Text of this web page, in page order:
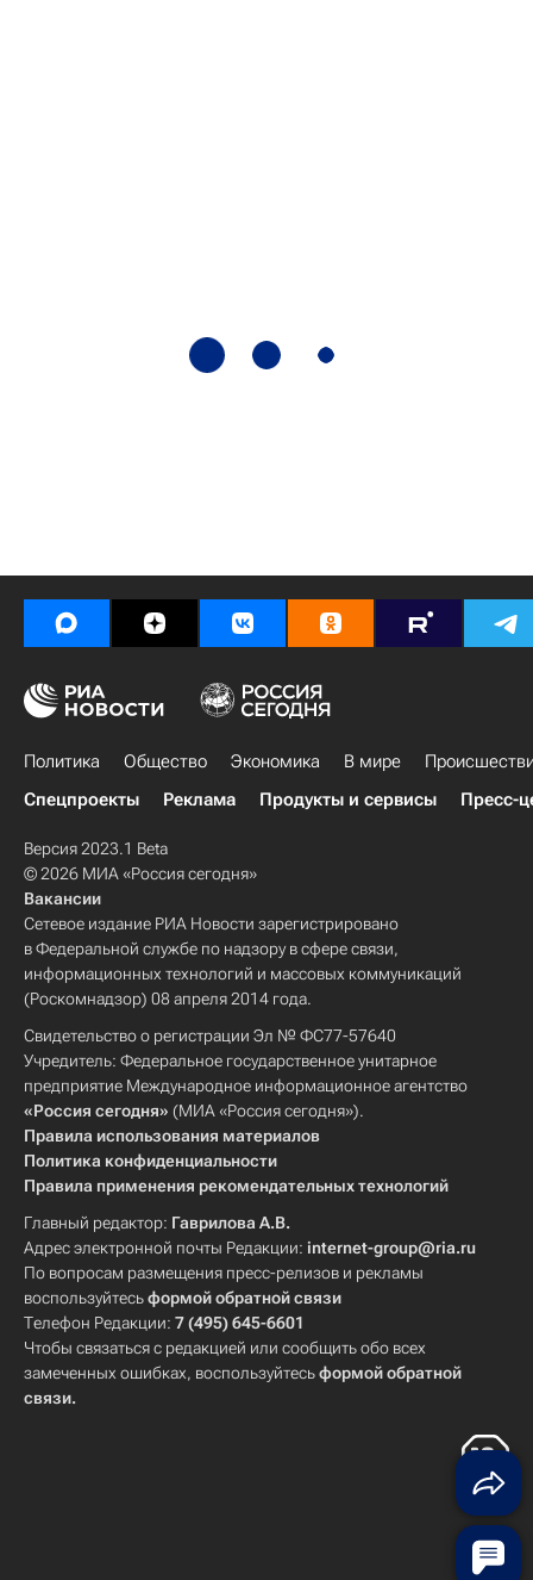
Политика Общество Экономика В мире
Спецпроекты
Реклама Продукты и сервисы Пресс-
Версия 2023.1 Beta
© 2026 МИА «Россия сегодня»
Вакансии
Сетевое издание РИА Новости зарегистрировано
в Федеральной службе по надзору в сфере связи,
информационных технологий и массовых коммуникаций
(Роскомнадзор) 08 апреля 2014 года.
Свидетельство о регистрации Эл № ФС77-57640
Учредитель: Федеральное государственное унитарное
предприятие Международное информационное агентство
«Россия сегодня» (МИА «Россия сегодня»).
Правила использования материалов
Политика конфиденциальности
Правила применения рекомендательных технологий
Главный редактор: Гаврилова А.В.
Адрес электронной почты Редакции: internet-group@ria.ru
По вопросам размещения пресс-релизов и рекламы
воспользуйтесьформой обратной связи
Телефон Редакции: 7 (495) 645-6601
Чтобы связаться с редакцией или сообщить обо всех
замеченных ошибках, воспользуйтесьформой обратной
связи.